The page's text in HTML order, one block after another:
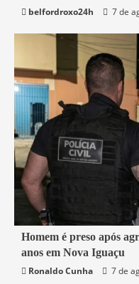
belfordroxo24h
7 de
2 min read
Nova Iguaçu
Segurança
Homem é preso após
anos em Nova Iguaçu
Ronaldo Cunha
7 de